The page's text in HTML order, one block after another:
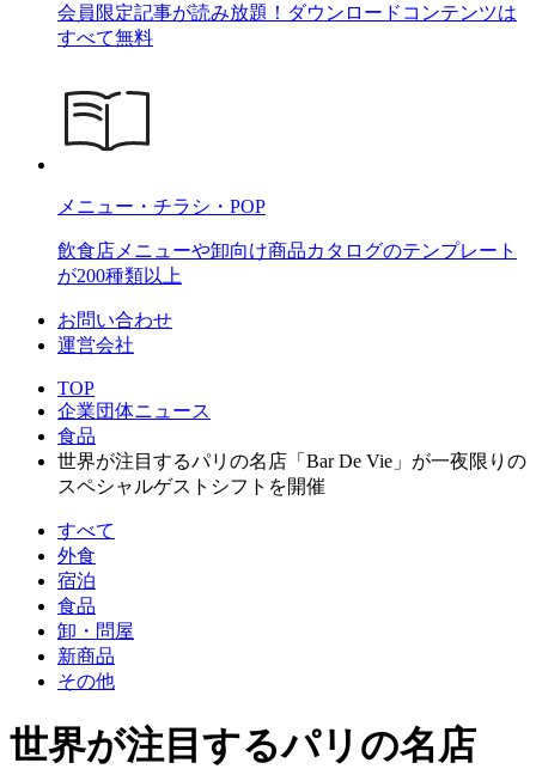
会員限定記事が読み放題！ダウンロードコンテンツは
すべて無料
メニュー・チラシ・POP
飲食店メニューや卸向け商品カタログのテンプレート
が200種類以上
お問い合わせ
運営会社
TOP
企業団体ニュース
食品
世界が注目するパリの名店「Bar De Vie」が一夜限りの
スペシャルゲストシフトを開催
すべて
外食
宿泊
食品
卸・問屋
新商品
その他
世界が注目するパリの名店